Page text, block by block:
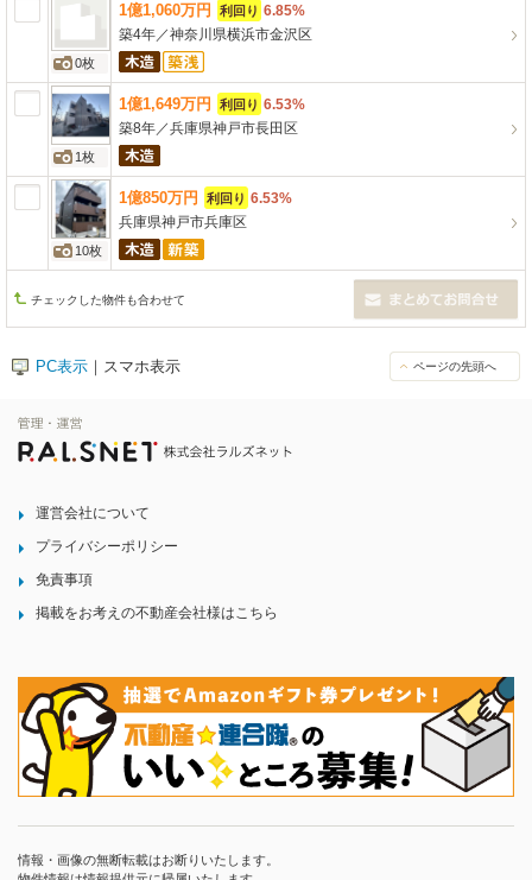
0枚
1億1,060万円 利回り 6.85%
築4年／神奈川県横浜市金沢区
1枚
1億1,649万円 利回り 6.53%
築8年／兵庫県神戸市長田区
10枚
1億850万円 利回り 6.53%
兵庫県神戸市兵庫区
チェックした物件も合わせて
PC表示 ｜スマホ表示 ページの先頭へ
運営会社について
プライバシーポリシー
免責事項
掲載をお考えの不動産会社様はこちら
情報・画像の無断転載はお断りいたします。